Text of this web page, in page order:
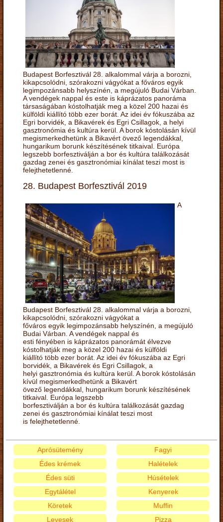
Budapest Borfesztivál 28. alkalommal várja a borozni,
kikapcsolódni, szórakozni vágyókat a főváros egyik
legimpozánsabb helyszínén, a megújuló Budai Várban.
A vendégek nappal és este is káprázatos panoráma
társaságában kóstolhatják meg a közel 200 hazai és
külföldi kiállító több ezer borát. Az idei év fókuszába az
Egri borvidék, a Bikavérek és Egri Csillagok, a helyi
gasztronómia és kultúra kerül. A borok kóstolásán kívül
megismerkedhetünk a Bikavért övező legendákkal,
hungarikum borunk készítésének titkaival. Európa
legszebb borfesztiválján a bor és kultúra találkozását
gazdag zenei és gasztronómiai kínálat teszi most is
felejthetetlenné.
28. Budapest Borfesztivál 2019
A
Budapest Borfesztivál 28. alkalommal várja a borozni,
kikapcsolódni, szórakozni vágyókat a
főváros egyik legimpozánsabb helyszínén, a megújuló
Budai Várban. A vendégek nappal és
esti fényében is káprázatos panorámát élvezve
kóstolhatják meg a közel 200 hazai és külföldi
kiállító több ezer borát. Az idei év fókuszába az Egri
borvidék, a Bikavérek és Egri Csillagok, a
helyi gasztronómia és kultúra kerül. A borok kóstolásán
kívül megismerkedhetünk a Bikavért
övező legendákkal, hungarikum borunk készítésének
titkaival. Európa legszebb
borfesztiválján a bor és kultúra találkozását gazdag
zenei és gasztronómiai kínálat teszi most
is felejthetetlenné.
Aprósütemény
Édes krémek
Édes süti
Egytálétel
Fagyi
Halételek
Húsételek
Kenyerek
Köretek
Levesek
Muffin
Pizza